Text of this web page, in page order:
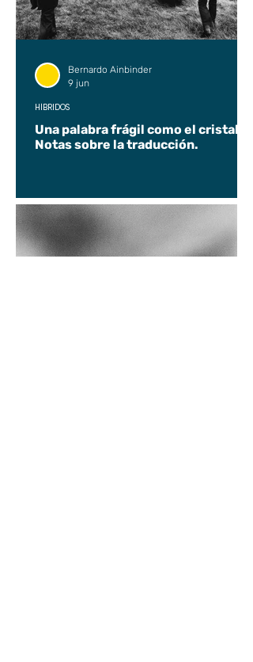
Una palabra frágil como el cristal.
Notas sobre la traducción.
HÍBRIDOS
Bernardo Ainbinder
9 jun